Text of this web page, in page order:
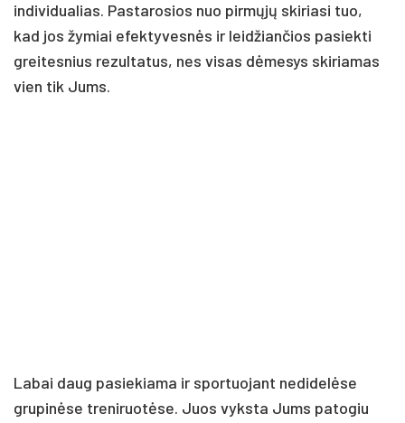
individualias. Pastarosios nuo pirmųjų skiriasi tuo,
kad jos žymiai efektyvesnės ir leidžiančios pasiekti
greitesnius rezultatus, nes visas dėmesys skiriamas
vien tik Jums.
Labai daug pasiekiama ir sportuojant nedidelėse
grupinėse treniruotėse. Juos vyksta Jums patogiu